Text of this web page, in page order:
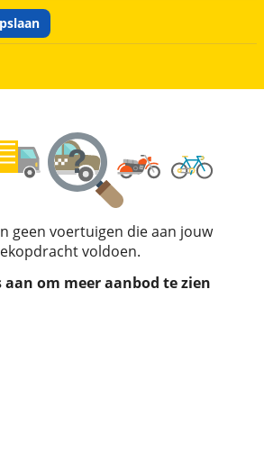
geen voertuigen die aan jouw
voldoen.
aan om meer aanbod te zien